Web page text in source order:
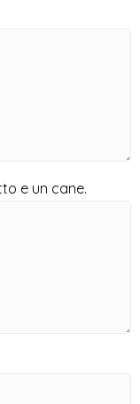
e un cane.